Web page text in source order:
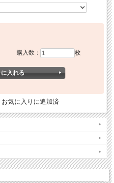
購入数： 枚
お気に入りに追加済